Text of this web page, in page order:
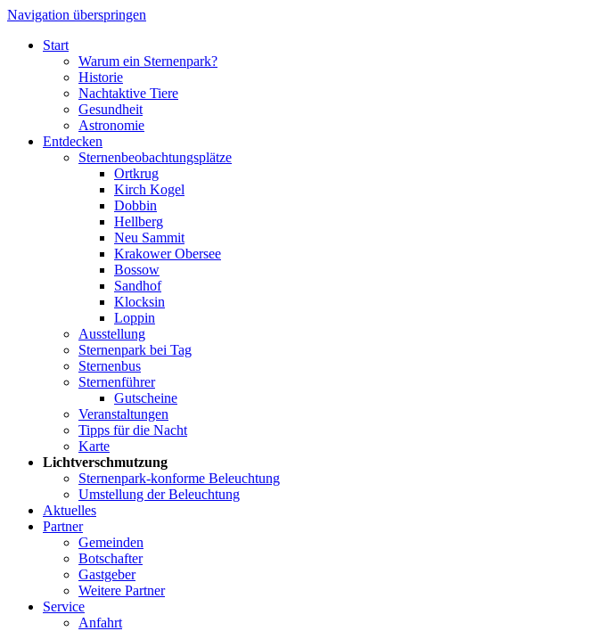
Navigation überspringen
Start
Warum ein Sternenpark?
Historie
Nachtaktive Tiere
Gesundheit
Astronomie
Entdecken
Sternenbeobachtungsplätze
Ortkrug
Kirch Kogel
Dobbin
Hellberg
Neu Sammit
Krakower Obersee
Bossow
Sandhof
Klocksin
Loppin
Ausstellung
Sternenpark bei Tag
Sternenbus
Sternenführer
Gutscheine
Veranstaltungen
Tipps für die Nacht
Karte
Lichtverschmutzung
Sternenpark-konforme Beleuchtung
Umstellung der Beleuchtung
Aktuelles
Partner
Gemeinden
Botschafter
Gastgeber
Weitere Partner
Service
Anfahrt